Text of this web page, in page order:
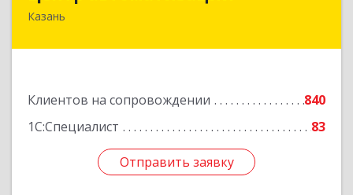
Казань
Клиентов на сопровождении
840
1С:Специалист
83
Отправить заявку
420133, Татарстан Респ, Казань г, Ямашева пр-
Отправить заявку